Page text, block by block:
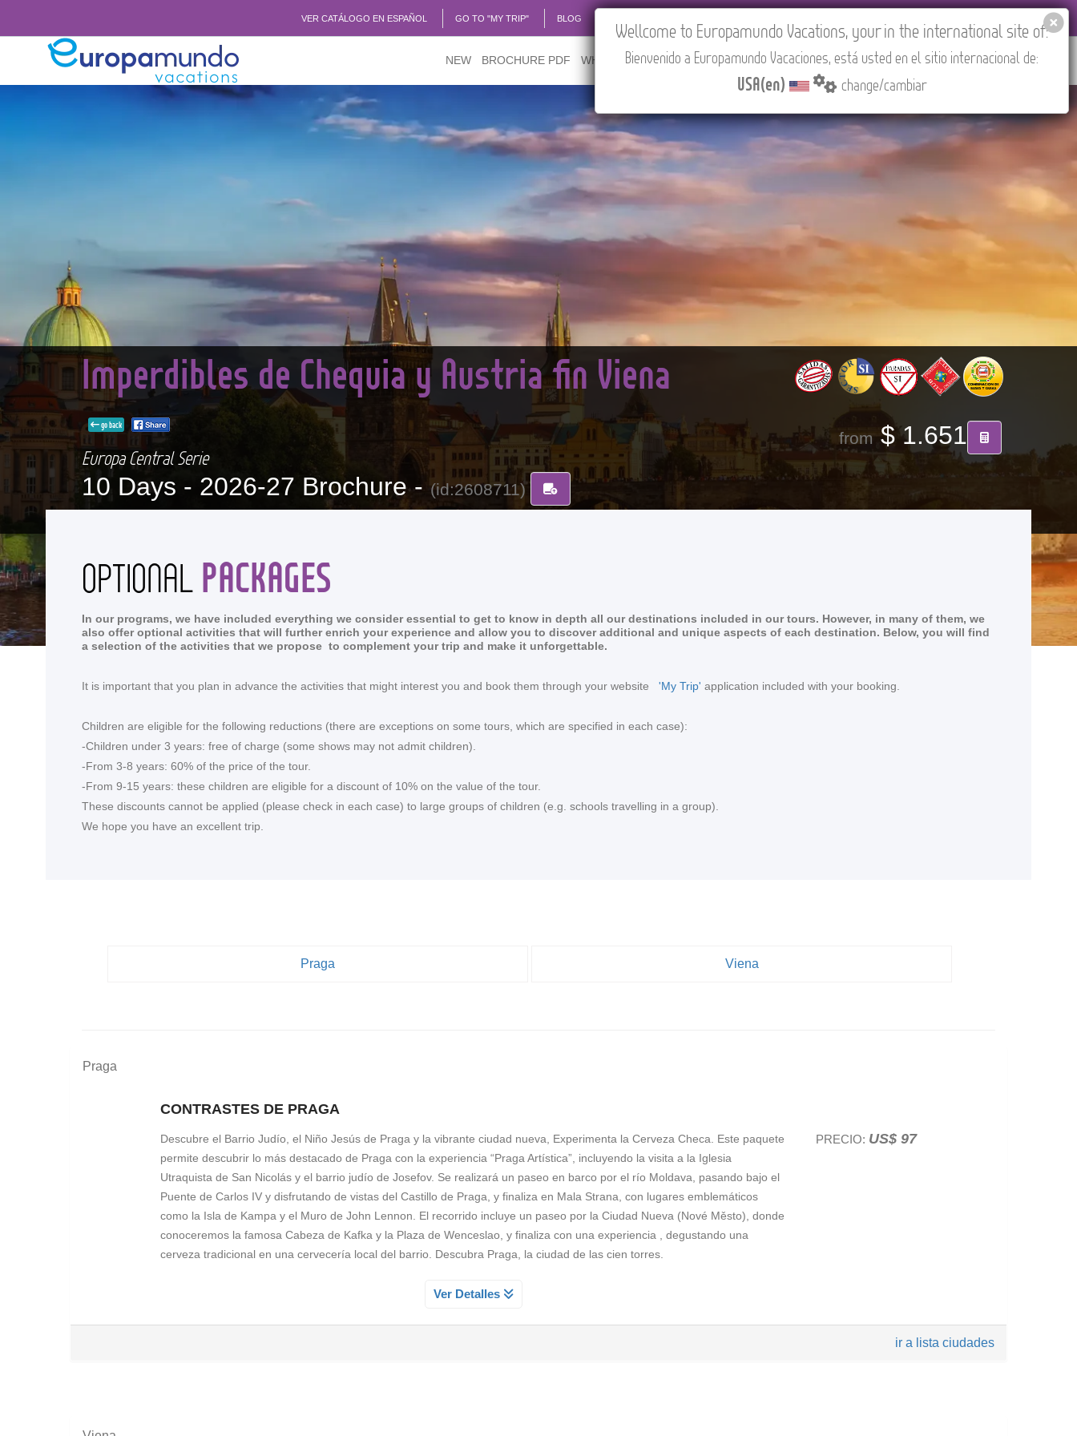
VER CATÁLOGO EN ESPAÑOL GO TO "MY TRIP" BLOG
NEW BROCHURE PDF WHERE TO BUY FEATURED ABOUT US CONTACT Find your Tour
Imperdibles de Chequia y Austria fin Viena
go back
Europa Central Serie
10 Days - 2026-27 Brochure -(id:2608711)
from$ 1.651
OPTIONALPACKAGES
In our programs, we have included everything we consider essential to get to know in depth all our destinations included in our tours. However, in many of them, we
also offer optional activities that will further enrich your experience and allow you to discover additional and unique aspects of each destination. Below, you will find
a selection of the activities that we propose to complement your trip and make it unforgettable.
It is important that you plan in advance the activities that might interest you and book them through your website 'My Trip' application included with your booking.
Children are eligible for the following reductions (there are exceptions on some tours, which are specified in each case):
-Children under 3 years: free of charge (some shows may not admit children).
-From 3-8 years: 60% of the price of the tour.
-From 9-15 years: these children are eligible for a discount of 10% on the value of the tour.
These discounts cannot be applied (please check in each case) to large groups of children (e.g. schools travelling in a group).
We hope you have an excellent trip.
Praga Viena
Praga
CONTRASTES DE PRAGA
PRECIO: US$ 97
Descubre el Barrio Judío, el Niño Jesús de Praga y la vibrante ciudad nueva, Experimenta la Cerveza Checa. Este paquete
permite descubrir lo más destacado de Praga con la experiencia “Praga Artística”, incluyendo la visita a la Iglesia
Utraquista de San Nicolás y el barrio judío de Josefov. Se realizará un paseo en barco por el río Moldava, pasando bajo el
Puente de Carlos IV y disfrutando de vistas del Castillo de Praga, y finaliza en Mala Strana, con lugares emblemáticos
como la Isla de Kampa y el Muro de John Lennon. El recorrido incluye un paseo por la Ciudad Nueva (Nové Město), donde
conoceremos la famosa Cabeza de Kafka y la Plaza de Wenceslao, y finaliza con una experiencia , degustando una
cerveza tradicional en una cervecería local del barrio. Descubra Praga, la ciudad de las cien torres.
PASEO POR LA CIUDAD NUEVA CON CERVEZA LOCAL INCLUIDA
Ver Detalles
ir a lista ciudades
Wellcome to Europamundo Vacations, your in the international site of:
Bienvenido a Europamundo Vacaciones, está usted en el sitio internacional de:
USA(en) change/cambiar